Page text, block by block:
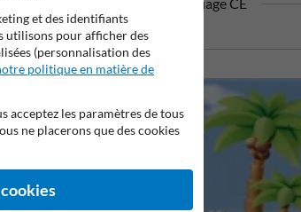
Marquage CE
et des identifiants
utilisons pour afficher des
(personnalisation des
politique en matière de
acceptez les paramètres de tous
ne placerons que des cookies